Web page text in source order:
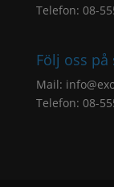
Telefon: 08-
Följ oss
Mail:
Telefon: 08-